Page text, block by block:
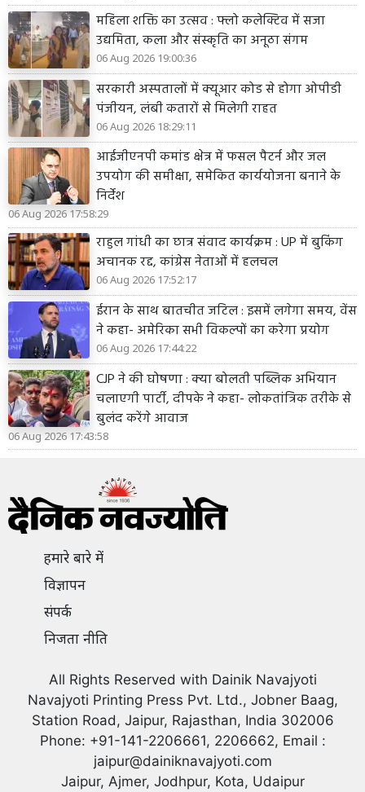
महिला शक्ति का उत्सव : फ्लो कलेक्टिव में सजा
उद्यमिता, कला और संस्कृति का अनूठा संगम
06 Aug 2026 19:00:36
सरकारी अस्पतालों में क्यूआर कोड से होगा ओपीडी
पंजीयन, लंबी कतारों से मिलेगी राहत
06 Aug 2026 18:29:11
आईजीएनपी कमांड क्षेत्र में फसल पैटर्न और जल
उपयोग की समीक्षा, समेकित कार्ययोजना बनाने के
निर्देश
06 Aug 2026 17:58:29
राहुल गांधी का छात्र संवाद कार्यक्रम : UP में बुकिंग
अचानक रद्द, कांग्रेस नेताओं में हलचल
06 Aug 2026 17:52:17
ईरान के साथ बातचीत जटिल : इसमें लगेगा समय, वेंस
ने कहा- अमेरिका सभी विकल्पों का करेगा प्रयोग
06 Aug 2026 17:44:22
CJP ने की घोषणा : क्या बोलती पब्लिक अभियान
चलाएगी पार्टी, दीपके ने कहा- लोकतांत्रिक तरीके से
बुलंद करेंगे आवाज
06 Aug 2026 17:43:58
हमारे बारे में
विज्ञापन
संपर्क
निजता नीति
All Rights Reserved with Dainik Navajyoti
Navajyoti Printing Press Pvt. Ltd., Jobner Baag,
Station Road, Jaipur, Rajasthan, India 302006
Phone: +91-141-2206661, 2206662, Email :
jaipur@dainiknavajyoti.com
Jaipur, Ajmer, Jodhpur, Kota, Udaipur